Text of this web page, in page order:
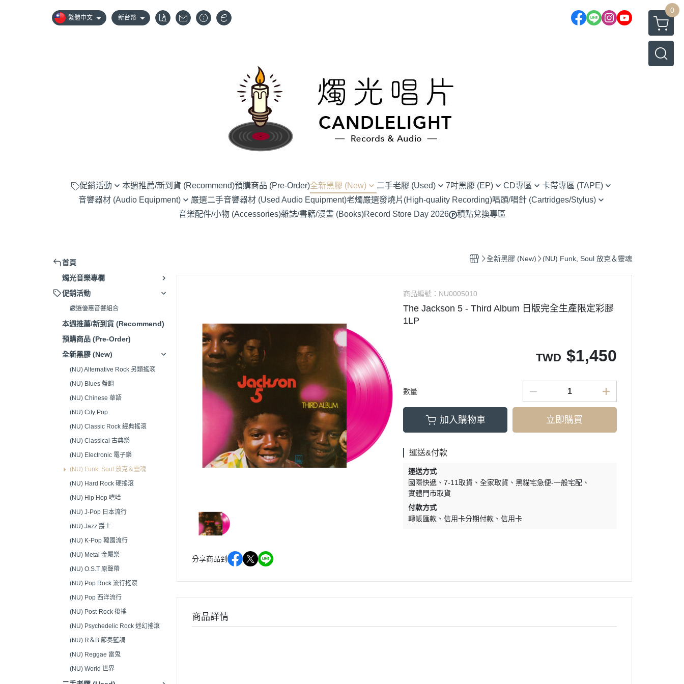
繁體中文 新台幣
0
促銷活動 本週推薦/新到貨 (Recommend)預購商品 (Pre-Order)全新黑膠 (New)
(NU) Classic Rock 經典搖滾
(NU) Funk, Soul 放克＆靈魂
(NU) Hard Rock 硬搖滾
(NU) Hip Hop 嘻哈
(NU) J-Pop 日本流行
(NU) Jazz 爵士
(NU) K-Pop 韓國流行
(NU) Metal 金屬樂
(NU) O.S.T 原聲帶
(NU) Pop Rock 流行搖滾
二手老膠 (Used)
(SC) Blues 藍調
(SC) Classic Rock 經典搖滾
(SC) Classical 古典樂
(SC) Country 鄉村
(SC) Electronic 電子樂
(SC) Funk, Soul 放克＆靈魂
(SC) Fusion 融合
(SC) Hard Rock 硬搖滾
(SC) Hip Hop 嘻哈
(SC) Jazz 爵士
(SC) Metal 金屬樂
(SC) O.S.T 原聲帶
(SC) Pop Rock 流行搖滾
(SC) Prog Rock 前衛搖滾
7吋黑膠 (EP)
(EP) Electronic 電子樂
(EP) Funk, Soul 放克＆靈魂
(EP) Hip-Hop 嘻哈
(EP) 70s-80s J-Pop
CD專區
(CD) Electronic 電子樂
(CD) Funk, Soul 放克＆靈魂
(CD) J-Pop 日本流行
(CD) Jazz 爵士
卡帶專區 (TAPE)
音響器材 (Audio Equipment)
主動式喇叭/藍芽喇叭 (Active
嚴選音響組合 (Hi-Fi system)
唱頭放大器 (Phono Amp)
CD播放器(CD Player)
耳機 (Headphone)
發燒線材 (High-Fidelity Cable)
電源處理器/插座(Power Supply)
腳架/墊材 (Speaker Stand/Pad)
音響接頭/零件 (Audio
Connectors)
嚴選二手音響器材 (Used Audio Equipment)老燭嚴選發燒片(High-quality Recording)唱頭/唱針 (Cartridges/Stylus)
鐵三角 audio - technica
音樂配件/小物 (Accessories)雜誌/書籍/漫畫 (Books)Record Store Day 2026 積點兌換專區
首頁
燭光音樂專欄
促銷活動
嚴選優惠音響組合
本週推薦/新到貨 (Recommend)
預購商品 (Pre-Order)
全新黑膠 (New)
(NU) Alternative Rock 另類搖滾
(NU) Blues 藍調
(NU) Chinese 華語
(NU) City Pop
(NU) Classic Rock 經典搖滾
(NU) Classical 古典樂
(NU) Electronic 電子樂
(NU) Funk, Soul 放克＆靈魂
(NU) Hard Rock 硬搖滾
(NU) Hip Hop 嘻哈
(NU) J-Pop 日本流行
(NU) Jazz 爵士
(NU) K-Pop 韓國流行
(NU) Metal 金屬樂
(NU) O.S.T 原聲帶
(NU) Pop Rock 流行搖滾
(NU) Pop 西洋流行
(NU) Post-Rock 後搖
(NU) Psychedelic Rock 迷幻搖滾
(NU) R＆B 節奏藍調
(NU) Reggae 雷鬼
(NU) World 世界
全新黑膠 (New) (NU) Funk, Soul 放克＆靈魂
分享商品到
商品編號： NU0005010
The Jackson 5 - Third Album 日版完全生產限定彩膠
1LP
TWD $1,450
數量
加入購物車 立即購買
運送&付款
運送方式
國際快遞
7-11取貨 全家取貨
黑貓宅急便-一般宅配
實體門市取貨
付款方式
轉帳匯款
信用卡分期付款 信用卡
商品詳情